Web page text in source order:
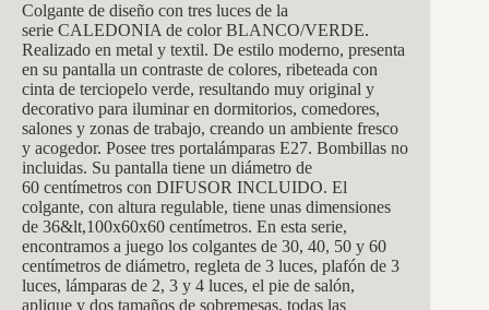
Colgante de diseño con tres luces de la
serie CALEDONIA de color BLANCO/VERDE.
Realizado en metal y textil. De estilo moderno, presenta
en su pantalla un contraste de colores, ribeteada con
cinta de terciopelo verde, resultando muy original y
decorativo para iluminar en dormitorios, comedores,
salones y zonas de trabajo, creando un ambiente fresco
y acogedor. Posee tres portalámparas E27. Bombillas no
incluidas. Su pantalla tiene un diámetro de
60 centímetros con DIFUSOR INCLUIDO. El
colgante, con altura regulable, tiene unas dimensiones
de 36&lt,100x60x60 centímetros. En esta serie,
encontramos a juego los colgantes de 30, 40, 50 y 60
centímetros de diámetro, regleta de 3 luces, plafón de 3
luces, lámparas de 2, 3 y 4 luces, el pie de salón,
aplique y dos tamaños de sobremesas, todas las